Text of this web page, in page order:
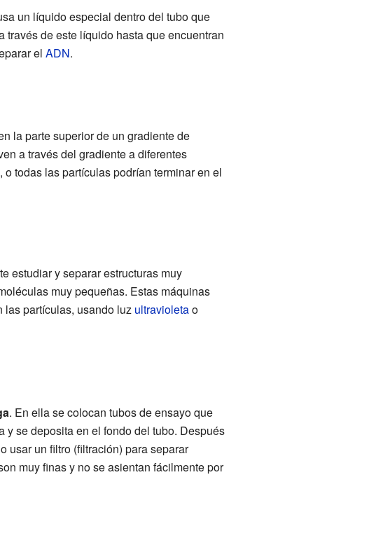
un líquido especial dentro del tubo que
de este líquido hasta que encuentran
el ADN.
la parte superior de un gradiente de
a través del gradiente a diferentes
todas las partículas podrían terminar en el
estudiar y separar estructuras muy
muy pequeñas. Estas máquinas
las partículas, usando luz ultravioletao
. En ella se colocan tubos de ensayo que
se deposita en el fondo del tubo. Después
usar un filtro (filtración) para separar
muy finas y no se asientan fácilmente por